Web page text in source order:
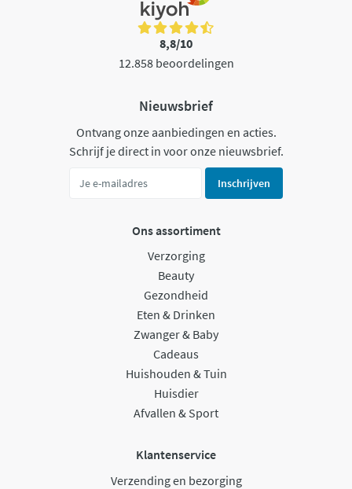
8,8/10
12.858 beoordelingen
Nieuwsbrief
Ontvang onze aanbiedingen en acties.
Schrijf je direct in voor onze nieuwsbrief.
Inschrijven
Ons assortiment
Verzorging
Beauty
Gezondheid
Eten & Drinken
Zwanger & Baby
Cadeaus
Huishouden & Tuin
Huisdier
Afvallen & Sport
Klantenservice
Verzending en bezorging